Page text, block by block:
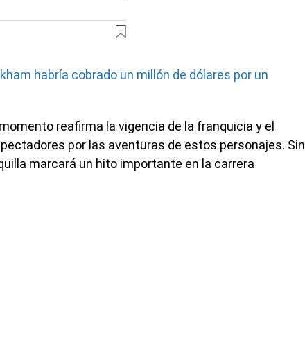
habría cobrado un millón de dólares por un
reafirma la vigencia de la franquicia y el
por las aventuras de estos personajes. Sin
marcará un hito importante en la carrera